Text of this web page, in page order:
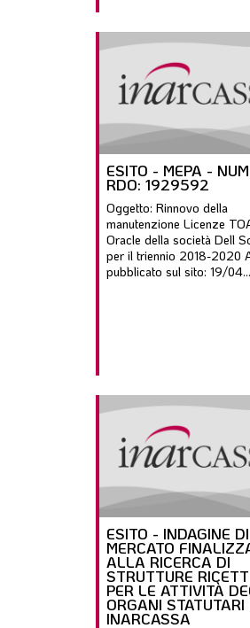
ESITO - MEPA -
RDO: 1929592
Oggetto: Rinnovo della
manutenzione Licenze
Oracle della società Dell
per il triennio 2018-2020
pubblicato sul sito: 19/04...
ESITO - INDAGINE DI
MERCATO
ALLA RICERCA DI
STRUTTURE
PER LE ATTIVITÀ
ORGANI STATUTARI
INARCASSA